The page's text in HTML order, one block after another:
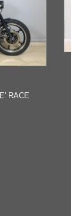
RACE